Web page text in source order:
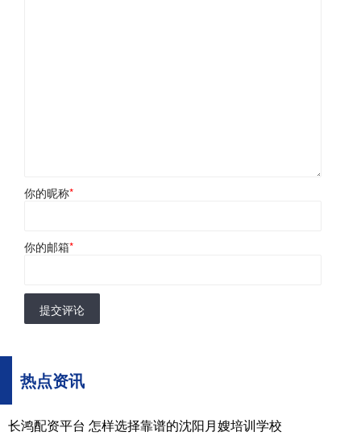
你的昵称*
你的邮箱*
提交评论
热点资讯
长鸿配资平台 怎样选择靠谱的沈阳月嫂培训学校